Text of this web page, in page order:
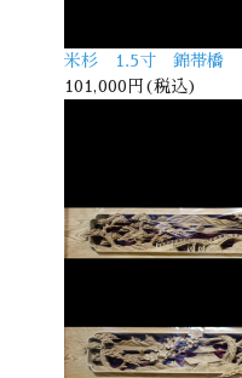
米杉 1.5寸 錦帯橋
101,000円(税込)